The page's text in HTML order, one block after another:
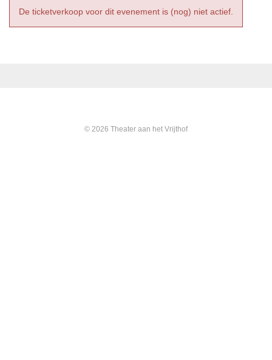
De ticketverkoop voor dit evenement is (nog) niet actief.
© 2026 Theater aan het Vrijthof